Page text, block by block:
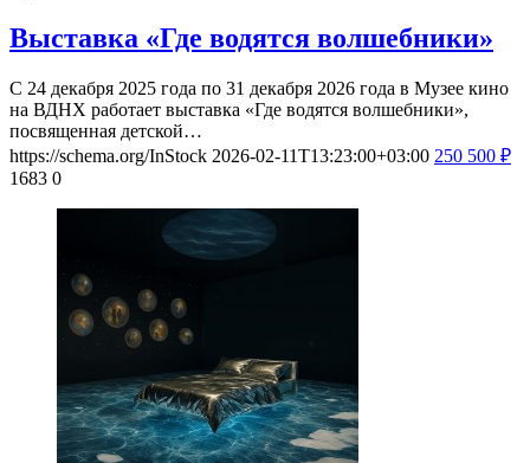
Выставка «Где водятся волшебники»
С 24 декабря 2025 года по 31 декабря 2026 года в Музее кино
на ВДНХ работает выставка «Где водятся волшебники»,
посвященная детской…
https://schema.org/InStock 2026-02-11T13:23:00+03:00 250 500 ₽
1683 0